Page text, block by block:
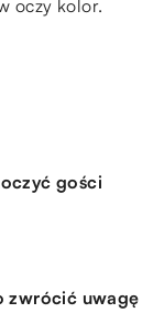
oczy kolor.
gości
zwrócić uwagę